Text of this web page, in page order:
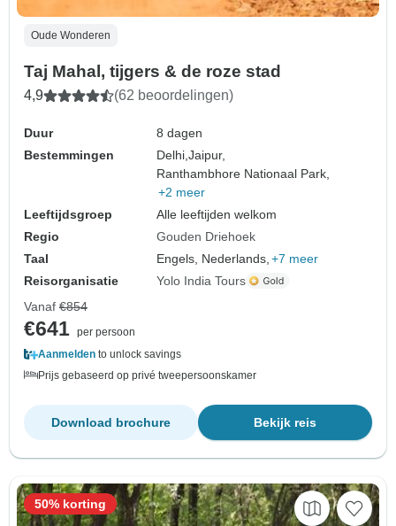
Oude Wonderen
Taj Mahal, tijgers & de roze stad
4,9 (62 beoordelingen)
Duur
8 dagen
Bestemmingen
Delhi,Jaipur,
Ranthambhore Nationaal Park,
+2 meer
Leeftijdsgroep
Alle leeftijden welkom
Regio
Gouden Driehoek
Taal
Engels, Nederlands, +7 meer
Reisorganisatie
Yolo India Tours
Vanaf €854
€641 per persoon
Aanmelden to unlock savings
Prijs gebaseerd op privé tweepersoonskamer
Bekijk reis
Download brochure
50% korting